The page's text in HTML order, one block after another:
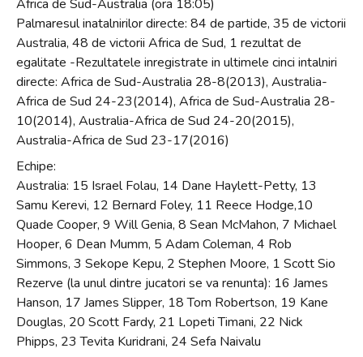
Africa de Sud-Australia (ora 18:05)
Palmaresul inatalnirilor directe: 84 de partide, 35 de victorii
Australia, 48 de victorii Africa de Sud, 1 rezultat de
egalitate -Rezultatele inregistrate in ultimele cinci intalniri
directe: Africa de Sud-Australia 28-8(2013), Australia-
Africa de Sud 24-23(2014), Africa de Sud-Australia 28-
10(2014), Australia-Africa de Sud 24-20(2015),
Australia-Africa de Sud 23-17(2016)
Echipe:
Australia: 15 Israel Folau, 14 Dane Haylett-Petty, 13
Samu Kerevi, 12 Bernard Foley, 11 Reece Hodge,10
Quade Cooper, 9 Will Genia, 8 Sean McMahon, 7 Michael
Hooper, 6 Dean Mumm, 5 Adam Coleman, 4 Rob
Simmons, 3 Sekope Kepu, 2 Stephen Moore, 1 Scott Sio
Rezerve (la unul dintre jucatori se va renunta): 16 James
Hanson, 17 James Slipper, 18 Tom Robertson, 19 Kane
Douglas, 20 Scott Fardy, 21 Lopeti Timani, 22 Nick
Phipps, 23 Tevita Kuridrani, 24 Sefa Naivalu